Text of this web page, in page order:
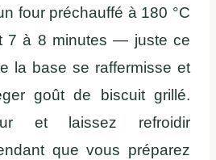
four préchauffé à 180 °C
7 à 8 minutes — juste ce
la base se raffermisse et
goût de biscuit grillé.
et laissez refroidir
que vous préparez